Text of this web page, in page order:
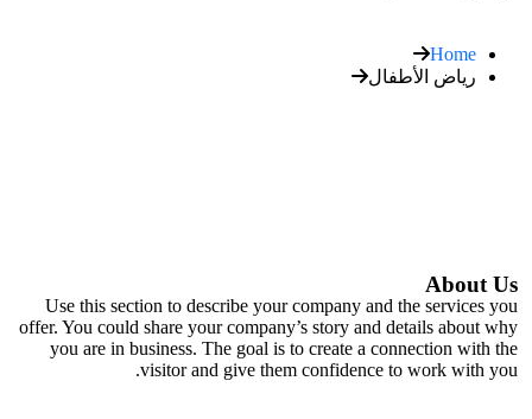
Home
رياض الأطفال
About Us
Use this section to describe your company and the services you
offer. You could share your company’s story and details about why
you are in business. The goal is to create a connection with the
visitor and give them confidence to work with you.